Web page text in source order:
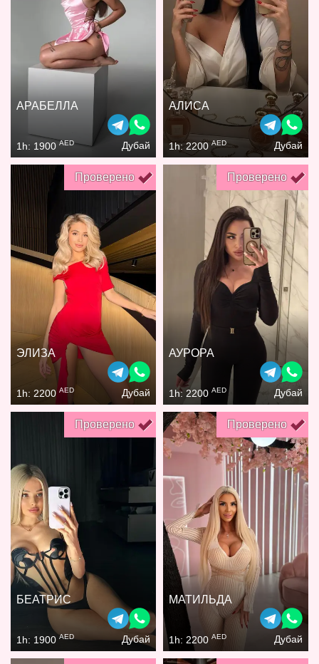
АРАБЕЛЛА
1h: 1900 AED Дубай
АЛИСА
1h: 2200 AED Дубай
Проверено
ЭЛИЗА
1h: 2200 AED Дубай
Проверено
АУРОРА
1h: 2200 AED Дубай
Проверено
БЕАТРИС
1h: 1900 AED Дубай
Проверено
МАТИЛЬДА
1h: 2200 AED Дубай